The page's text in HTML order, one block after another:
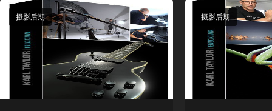
摄影后期 摄影后期